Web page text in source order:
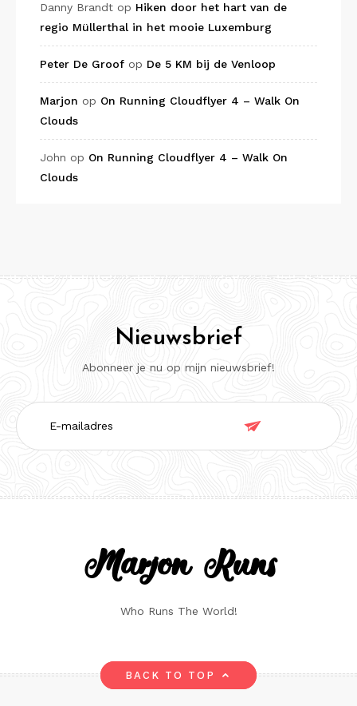
Danny Brandt op Hiken door het hart van de
regio Müllerthal in het mooie Luxemburg
Peter De Groof op De 5 KM bij de Venloop
Marjon op On Running Cloudflyer 4 – Walk On
Clouds
John op On Running Cloudflyer 4 – Walk On
Clouds
Nieuwsbrief
Abonneer je nu op mijn nieuwsbrief!
E-
mailadres

Marjon Runs
Who Runs The World!
BACK TO TOP